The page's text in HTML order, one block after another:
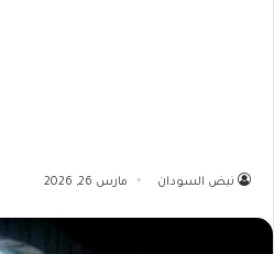
نبض السودان مارس 26, 2026